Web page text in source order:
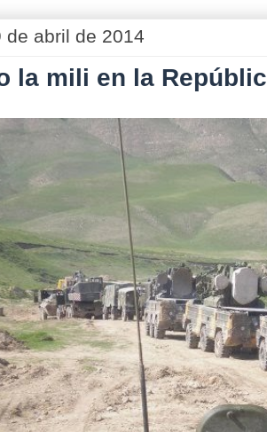
de abril de 2014
la mili en la